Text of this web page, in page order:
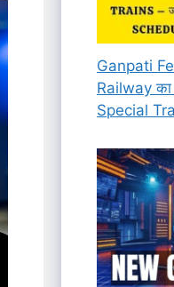
Ganpati
Railway का
Special